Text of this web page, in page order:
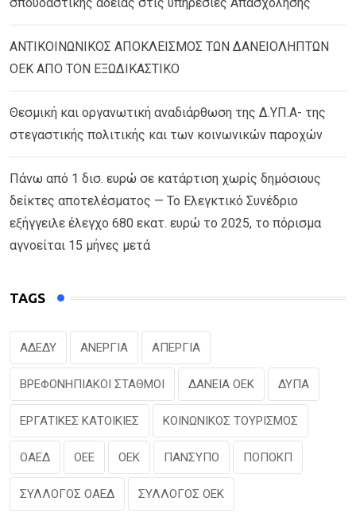
ΑΝΤΙΚΟΙΝΩΝΙΚΟΣ ΑΠΟΚΛΕΙΣΜΟΣ ΤΩΝ ΔΑΝΕΙΟΛΗΠΤΩΝ
ΟΕΚ ΑΠΟ ΤΟΝ ΕΞΩΔΙΚΑΣΤΙΚΟ
Θεσμική και οργανωτική αναδιάρθωση της Δ.ΥΠ.Α- της
στεγαστικής πολιτικής και των κοινωνικών παροχών
Πάνω από 1 δισ. ευρώ σε κατάρτιση χωρίς δημόσιους
δείκτες αποτελέσματος — Το Ελεγκτικό Συνέδριο
εξήγγειλε έλεγχο 680 εκατ. ευρώ το 2025, το πόρισμα
αγνοείται 15 μήνες μετά
TAGS
ΑΔΕΔΥ ΑΝΕΡΓΙΑ ΑΠΕΡΓΙΑ
ΒΡΕΦΟΝΗΠΙΑΚΟΙ ΣΤΑΘΜΟΙ ΔΑΝΕΙΑ ΟΕΚ ΔΥΠΑ
ΕΡΓΑΤΙΚΕΣ ΚΑΤΟΙΚΙΕΣ ΚΟΙΝΩΝΙΚΟΣ ΤΟΥΡΙΣΜΟΣ
ΟΑΕΔ ΟΕΕ ΟΕΚ ΠΑΝΣΥΠΟ ΠΟΠΟΚΠ
ΣΥΛΛΟΓΟΣ ΟΑΕΔ ΣΥΛΛΟΓΟΣ ΟΕΚ